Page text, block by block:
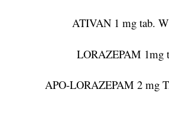
ATIVAN 1 mg tab.
LORAZEPAM
APO-LORAZEPAM 2 mg